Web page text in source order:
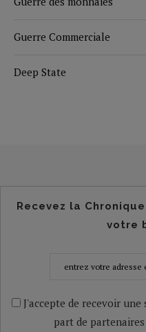
Guerre Commerciale
Deep State
Recevez la
votre
J'accepte de recevoir
part de